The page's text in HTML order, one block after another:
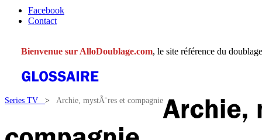
Facebook
Contact
Bienvenue sur AlloDoublage.com, le site référence du
Series TV > Archie, mystÃ¨res et compagnie